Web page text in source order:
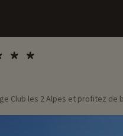
Club les 2 Alpes et profitez